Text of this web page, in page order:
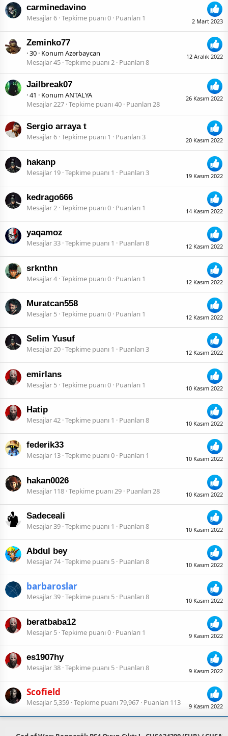
2 Mart 2023
carminedavino
Mesajlar6 Tepkime puanı0 Puanları 1
12 Aralık 2022
Zeminko77
·30 · KonumAzərbaycan
Mesajlar45 Tepkime puanı2 Puanları8
26 Kasım 2022
Jailbreak07
·41 · KonumANTALYA
Mesajlar227 Tepkime puanı40 Puanları28
20 Kasım 2022
Sergio arraya t
Mesajlar6 Tepkime puanı 1 Puanları3
19 Kasım 2022
hakanp
Mesajlar 19 Tepkime puanı 1 Puanları3
14 Kasım 2022
kedrago666
Mesajlar2 Tepkime puanı0 Puanları 1
12 Kasım 2022
yaqamoz
Mesajlar33 Tepkime puanı 1 Puanları8
12 Kasım 2022
srknthn
Mesajlar4 Tepkime puanı0 Puanları 1
12 Kasım 2022
Muratcan558
Mesajlar 5 Tepkime puanı0 Puanları 1
12 Kasım 2022
Selim Yusuf
Mesajlar20 Tepkime puanı 1 Puanları3
10 Kasım 2022
emirlans
Mesajlar 5 Tepkime puanı0 Puanları 1
10 Kasım 2022
Hatip
Mesajlar42 Tepkime puanı 1 Puanları8
10 Kasım 2022
federik33
Mesajlar 13 Tepkime puanı0 Puanları 1
10 Kasım 2022
hakan0026
Mesajlar 118 Tepkime puanı 29 Puanları 28
10 Kasım 2022
Sadeceali
Mesajlar39 Tepkime puanı 1 Puanları8
10 Kasım 2022
Abdul bey
Mesajlar74 Tepkime puanı 5 Puanları8
10 Kasım 2022
barbaroslar
Mesajlar 39 Tepkime puanı 5 Puanları8
9 Kasım 2022
beratbaba12
Mesajlar 5 Tepkime puanı0 Puanları 1
9 Kasım 2022
es1907hy
Mesajlar38 Tepkime puanı 5 Puanları8
9 Kasım 2022
Scofield
Mesajlar 5,359 Tepkime puanı79,967 Puanları 113